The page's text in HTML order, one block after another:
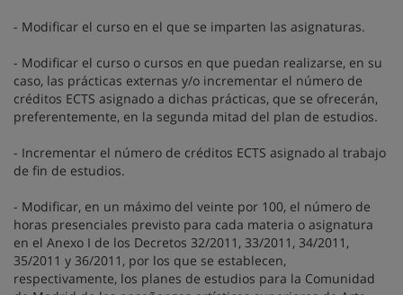
- Modificar el curso en el que se imparten las asignaturas.
- Modificar el curso o cursos en que puedan realizarse, en su
caso, las prácticas externas y/o incrementar el número de
créditos ECTS asignado a dichas prácticas, que se ofrecerán,
preferentemente, en la segunda mitad del plan de estudios.
- Incrementar el número de créditos ECTS asignado al trabajo
de fin de estudios.
- Modificar, en un máximo del veinte por 100, el número de
horas presenciales previsto para cada materia o asignatura
en el Anexo I de los Decretos 32/2011, 33/2011, 34/2011,
35/2011 y 36/2011, por los que se establecen,
respectivamente, los planes de estudios para la Comunidad